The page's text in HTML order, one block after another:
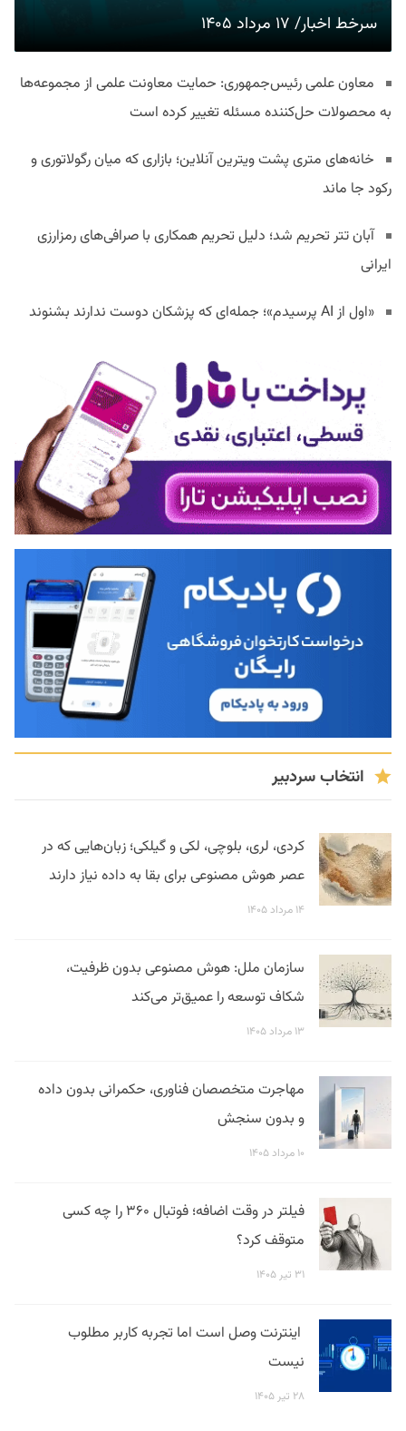
سرخط اخبار/ ۱۷ مرداد ۱۴۰۵
معاون علمی رئیس‌جمهوری: حمایت معاونت علمی از مجموعه‌ها
به محصولات حل‌کننده مسئله تغییر کرده است
خانه‌های متری پشت ویترین آنلاین؛ بازاری که میان رگولاتوری و
رکود جا ماند
آبان تتر تحریم شد؛ دلیل تحریم همکاری با صرافی‌های رمزارزی
ایرانی
«اول از AI پرسیدم»؛ جمله‌ای که پزشکان دوست ندارند بشنوند
انتخاب سردبیر
کردی، لری، بلوچی، لکی و گیلکی؛ زبان‌هایی که در
عصر هوش مصنوعی برای بقا به داده نیاز دارند
۱۴ مرداد ۱۴۰۵
سازمان ملل: هوش مصنوعی بدون ظرفیت،
شکاف توسعه را عمیق‌تر می‌کند
۱۳ مرداد ۱۴۰۵
مهاجرت متخصصان فناوری، حکمرانی بدون داده
و بدون سنجش
۱۰ مرداد ۱۴۰۵
فیلتر در وقت اضافه؛ فوتبال ۳۶۰ را چه کسی
متوقف کرد؟
۳۱ تیر ۱۴۰۵
اینترنت وصل است اما تجربه کاربر مطلوب
نیست
۲۸ تیر ۱۴۰۵